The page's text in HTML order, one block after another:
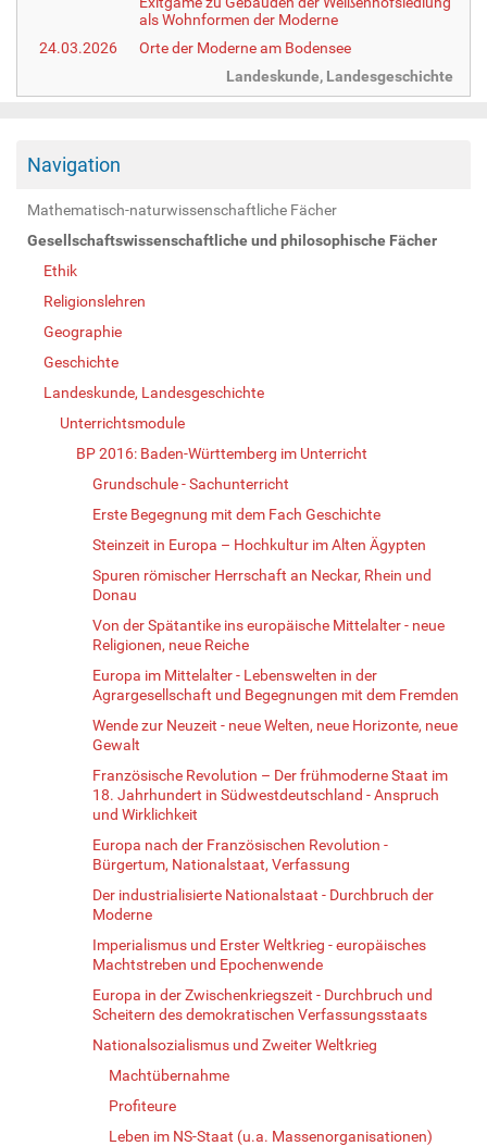
als Wohnformen der Moderne
24.03.2026
Orte der Moderne am Bodensee
Landeskunde, Landesgeschichte
Navigation
Mathematisch-naturwissenschaftliche Fächer
Gesellschaftswissenschaftliche und philosophische Fächer
Ethik
Religionslehren
Geographie
Geschichte
Landeskunde, Landesgeschichte
Unterrichtsmodule
BP 2016: Baden-Württemberg im Unterricht
Grundschule - Sachunterricht
Erste Begegnung mit dem Fach Geschichte
Steinzeit in Europa – Hochkultur im Alten Ägypten
Spuren römischer Herrschaft an Neckar, Rhein und
Donau
Von der Spätantike ins europäische Mittelalter - neue
Religionen, neue Reiche
Europa im Mittelalter - Lebenswelten in der
Agrargesellschaft und Begegnungen mit dem Fremden
Wende zur Neuzeit - neue Welten, neue Horizonte, neue
Gewalt
Französische Revolution – Der frühmoderne Staat im
18. Jahrhundert in Südwestdeutschland - Anspruch
und Wirklichkeit
Europa nach der Französischen Revolution -
Bürgertum, Nationalstaat, Verfassung
Der industrialisierte Nationalstaat - Durchbruch der
Moderne
Imperialismus und Erster Weltkrieg - europäisches
Machtstreben und Epochenwende
Europa in der Zwischenkriegszeit - Durchbruch und
Scheitern des demokratischen Verfassungsstaats
Nationalsozialismus und Zweiter Weltkrieg
Machtübernahme
Profiteure
Leben im NS-Staat (u.a. Massenorganisationen)